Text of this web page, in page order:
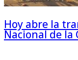
Hoy abre la
Nacional de la